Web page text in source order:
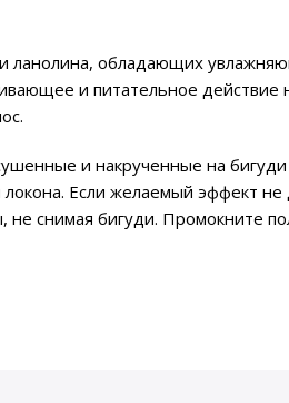
ланолина, обладающих
и питательное действие
и накрученные на
Если желаемый эффект
снимая бигуди. Промокните